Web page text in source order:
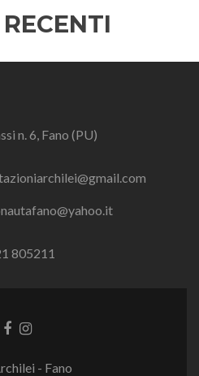
n. 6, Fano (PU)
805211
LinkLink
- Fano